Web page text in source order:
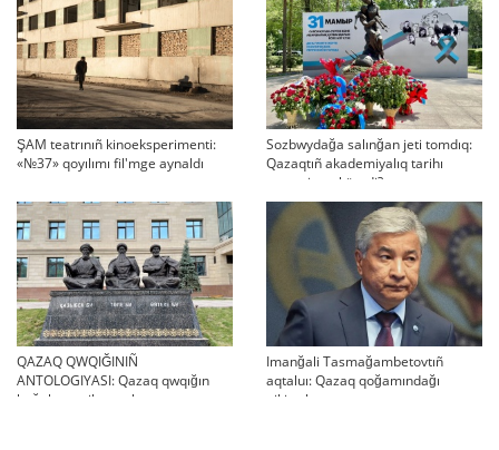
ŞAM teatrınıñ kinoeksperimenti:
«№37» qoyılımı fil'mge aynaldı
Sozbwydağa salınğan jeti tomdıq:
Qazaqtıñ akademiyalıq tarihı
qaşan jarıq köredi?
QAZAQ QWQIĞINIÑ
ANTOLOGIYASI: Qazaq qwqığın
bağalau tarihı turalı
Imanğali Tasmağambetovtıñ
aqtaluı: Qazaq qoğamındağı
pikirtalastar